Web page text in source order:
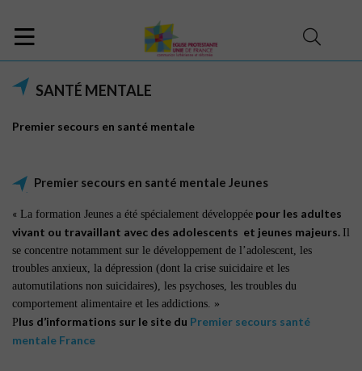
SANTÉ MENTALE
Premier secours en santé mentale
Premier secours en santé mentale Jeunes
« La formation Jeunes a été spécialement développée pour les adultes
vivant ou travaillant avec des adolescents et jeunes majeurs. Il
se concentre notamment sur le développement de l’adolescent, les
troubles anxieux, la dépression (dont la crise suicidaire et les
automutilations non suicidaires), les psychoses, les troubles du
comportement alimentaire et les addictions. »
Plus d’informations sur le site du Premier secours santé
mentale France